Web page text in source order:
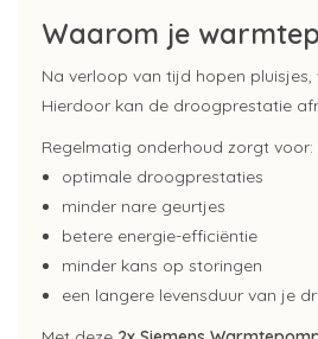
Waarom je
Na verloop van tijd hopen
Hierdoor kan de droogprestatie
Regelmatig onderhoud zorgt voor:
optimale droogprestaties
minder nare geurtjes
betere energie-efficiëntie
minder kans op storingen
een langere levensduur van je